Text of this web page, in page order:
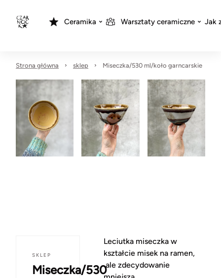
Ceramika Warsztaty ceramiczne Jak
Strona główna sklep Miseczka/530 ml/koło garncarskie
SKLEP
Miseczka/530
Leciutka miseczka w
kształcie misek na ramen,
ale zdecydowanie